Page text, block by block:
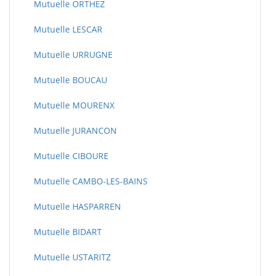
Mutuelle ORTHEZ
Mutuelle LESCAR
Mutuelle URRUGNE
Mutuelle BOUCAU
Mutuelle MOURENX
Mutuelle JURANCON
Mutuelle CIBOURE
Mutuelle CAMBO-LES-BAINS
Mutuelle HASPARREN
Mutuelle BIDART
Mutuelle USTARITZ